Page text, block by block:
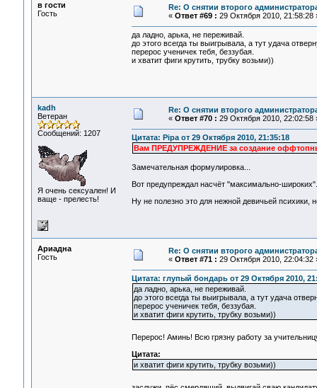
в гости
Гость
Re: О снятии второго
« Ответ #69 : 29 Октября 2010, 21:58:28
да ладно, арька, не переживай.
до этого всегда ты выигрывала, а тут удача
перерос ученичек тебя, беззубая.
и хватит фиги крутить, трубку возьми))
kadh
Ветеран
Сообщений: 1207
Я очень сексуален! И
ваще - прелесть!
Re: О снятии второго
« Ответ #70 : 29 Октября 2010, 22:02:58
Цитата: Pipa от 29 Октября 2010, 21:35:18
Вам ПРЕДУПРЕЖДЕНИЕ за создание
Замечательная формулировка...
Вот предупреждал насчёт "максимально-
Ну не полезно это для нежной девичьей психики,
Ариадна
Гость
Re: О снятии второго
« Ответ #71 : 29 Октября 2010, 22:04:32
Цитата: глупый бондарь от 29 Октября 2010,
да ладно, арька, не переживай.
до этого всегда ты выигрывала, а тут удача
перерос ученичек тебя, беззубая.
и хватит фиги крутить, трубку возьми))
Перерос! Аминь! Всю грязну работу за
Цитата:
и хватит фиги крутить, трубку возьми))